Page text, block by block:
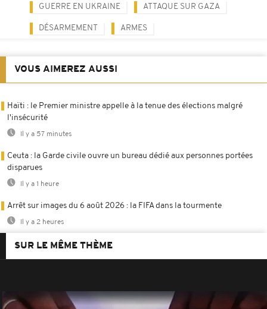
GUERRE EN UKRAINE ATTAQUE SUR GAZA
DÉSARMEMENT ARMES
VOUS AIMEREZ AUSSI
Haïti : le Premier ministre appelle à la tenue des élections malgré
l'insécurité
Il y a 57 minutes
Ceuta : la Garde civile ouvre un bureau dédié aux personnes portées
disparues
Il y a 1 heure
Arrêt sur images du 6 août 2026 : la FIFA dans la tourmente
Il y a 2 heures
SUR LE MÊME THÈME